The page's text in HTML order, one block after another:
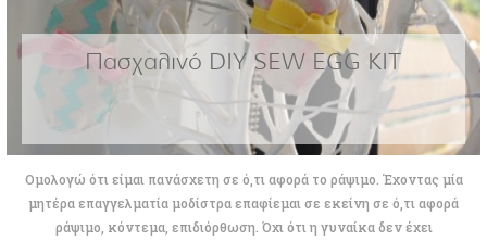
Πασχαλινό DIY SEW EGG KIT
Ομολογώ ότι είμαι πανάσχετη σε ό,τι αφορά το ράψιμο. Έχοντας μία
μητέρα επαγγελματία μοδίστρα επαφίεμαι σε εκείνη σε ό,τι αφορά
ράψιμο, κόντεμα, επιδιόρθωση. Όχι ότι η γυναίκα δεν έχει